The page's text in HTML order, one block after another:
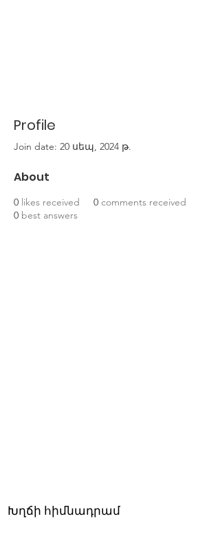
Profile
Join date: 20 սեպ, 2024 թ.
About
0 likes received 0 comments received
0 best answers
Խղճի հիմնադրամ